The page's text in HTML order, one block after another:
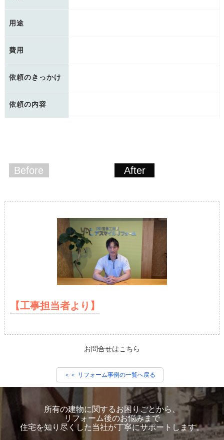
用途
費用
依頼のきっかけ
依頼の内容
Before After
【工事担当者より】
お問合せはこちら
＜＜ リフォーム事例の一覧へ戻る
所有の建物に関するお困りごとから、
リフォーム後のお悩みまで
住宅を知り尽くした当社が丁寧にサポートします。